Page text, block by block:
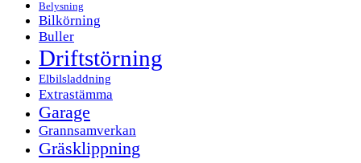
Belysning
Bilkörning
Buller
Driftstörning
Elbilsladdning
Extrastämma
Garage
Grannsamverkan
Gräsklippning